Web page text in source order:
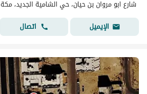
شارع ابو مروان بن حيان، حي الشامية الجديد، مكة
الإيميل
اتصال